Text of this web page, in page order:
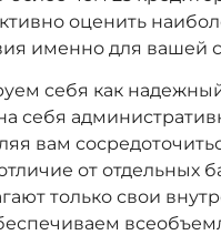
оценить
именно для вашей
себя как
себя
вам
от отдельных
только свои